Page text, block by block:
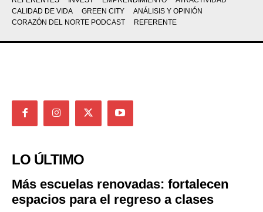
CALIDAD DE VIDA
GREEN CITY
ANÁLISIS Y OPINIÓN
CORAZÓN DEL NORTE PODCAST
REFERENTE
LO ÚLTIMO
Más escuelas renovadas: fortalecen
espacios para el regreso a clases